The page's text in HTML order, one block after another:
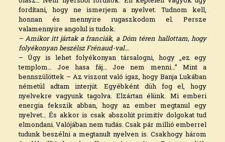
fordítani, hogy ne ismerjem a nyelvet. Tudnom kell,
honnan és mennyire rugaszkodom el. Persze
valamennyire angolul is tudok.
– Amikor itt jártak a franciák, a Dóm téren hallottam, hogy
folyékonyan beszélsz Frénaud-val…
– Úgy is lehet folyékonyan társalogni, hogy „ez egy
templom… Joe hasa fáj… Joe nem menni…” Mint a
bennszülöttek – Az viszont való igaz, hogy Banja Lukában
németül adtam interjút. Egyébként düh fog el, hogy
nyelvekre vagyunk tagolva. Elzártan élünk. Mi emberi
energia fekszik abban, hogy az ember megtanul egy
nyelvet… És akkor is csak abszolút primitív dolgokat tud
elmondani. Valójában nem tudás. Csak pár millió emberrel
tudunk beszélni a megtanult nyelven is. Csakhogy három